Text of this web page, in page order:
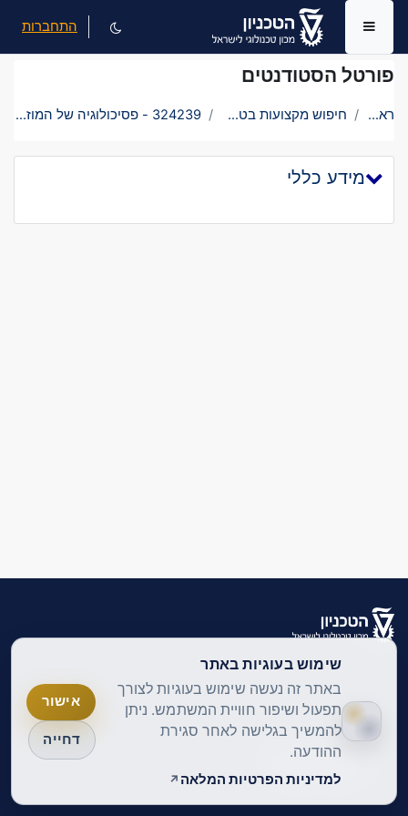
דילוג לתוכן הראשי
פורטל הסטודנטים
ראשי חיפוש מקצועות בטכניון 324239 - פסיכולוגיה של המוזיקה
מידע כללי
חלון סקירה צדדי התחברות
English ‎(en)‎
מדיניות הפרטיות
הצהרת נגישות
שימוש בעוגיות באתר
באתר זה נעשה שימוש בעוגיות לצורך
תפעול ושיפור חוויית המשתמש. ניתן
להמשיך בגלישה לאחר סגירת
ההודעה.
למדיניות הפרטיות המלאה
אישור
דחייה